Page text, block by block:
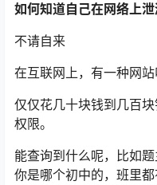
如何知道自己在网络上
不请自来
在互联网上，有一种网站
仅仅花几十块钱到几百
权限。
能查询到什么呢，比如
你是哪个初中的，班里